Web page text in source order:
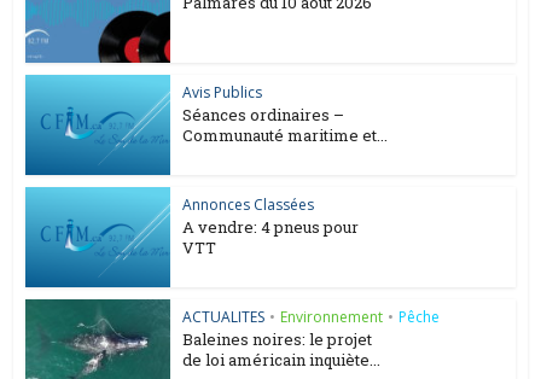
Avis Publics
Séances ordinaires –
Communauté maritime et...
Annonces Classées
A vendre: 4 pneus pour
VTT
ACTUALITES • Environnement • Pêche
Baleines noires: le projet
de loi américain inquiète...